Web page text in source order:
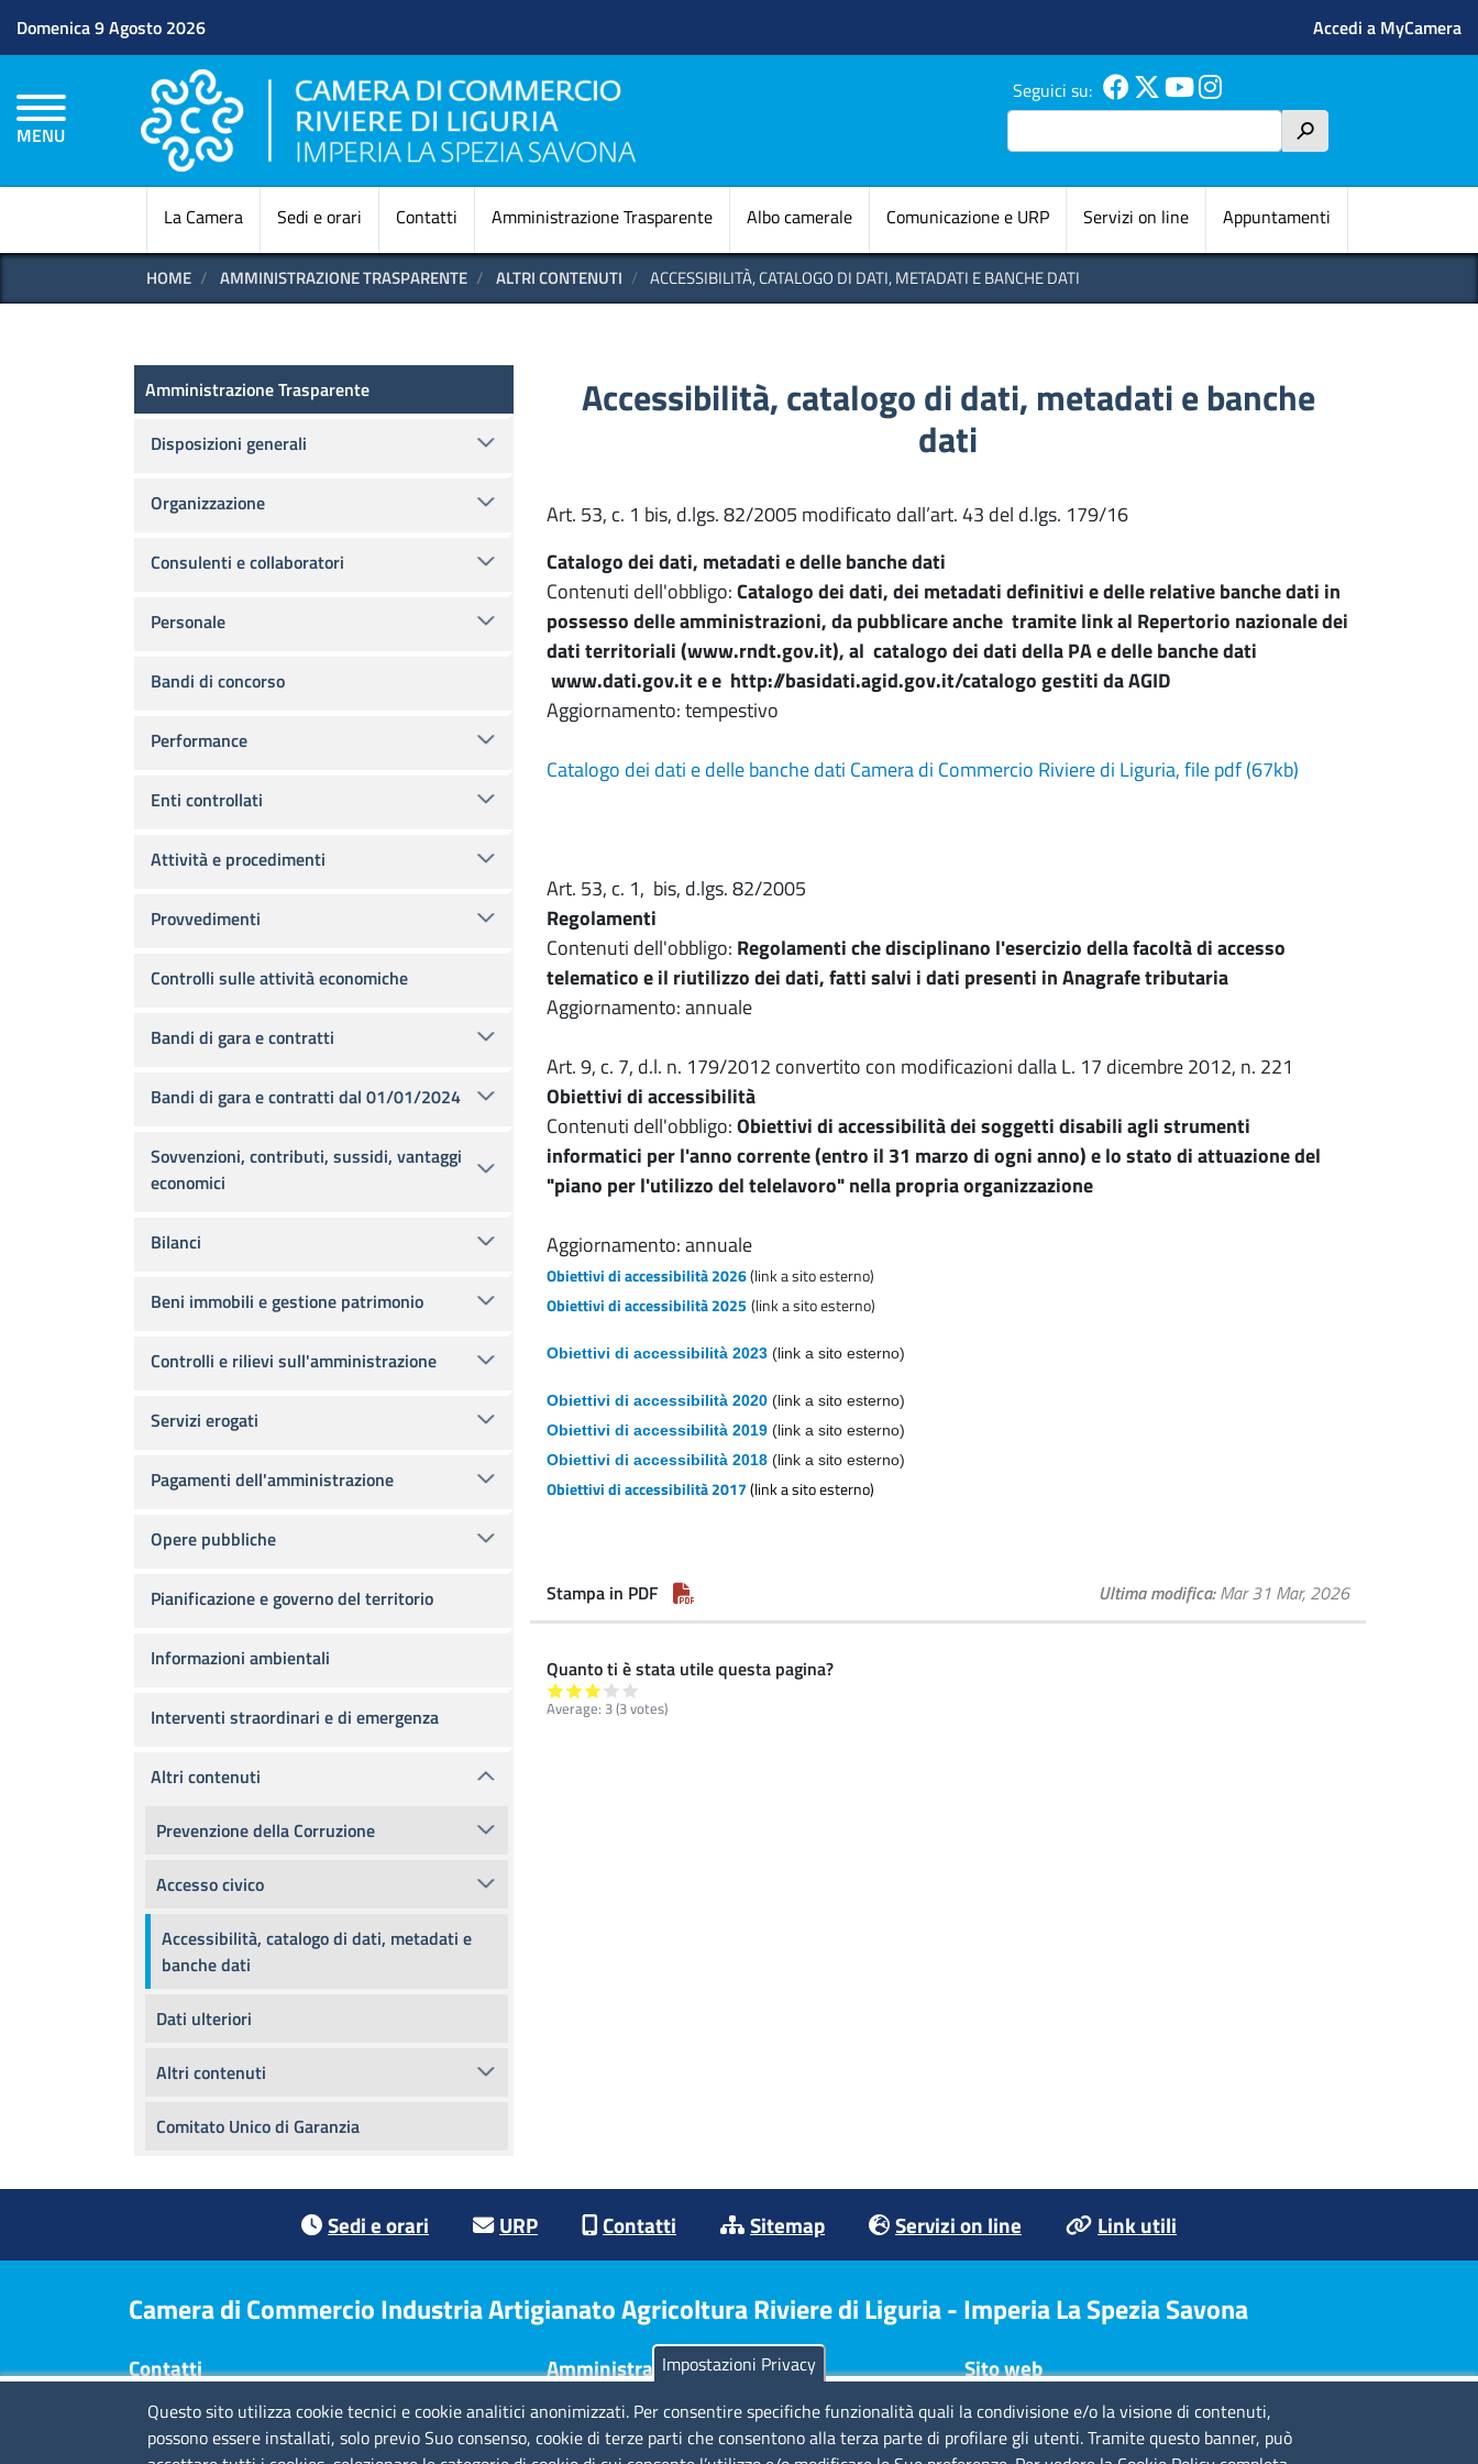
Domenica 9 Agosto 2026 Menu
Accedi a MyCamera
MENU
Seguici su:
Cerca
h
Navigazione principale
La Camera Sedi e orari Contatti Amministrazione Trasparente Albo camerale Comunicazione e URP Servizi on line Appuntamenti
HOME AMMINISTRAZIONE TRASPARENTE ALTRI CONTENUTI ACCESSIBILITÀ, CATALOGO DI DATI, METADATI E BANCHE DATI
Accessibilità, catalogo di dati, metadati e banche
dati
Art. 53, c. 1 bis, d.lgs. 82/2005 modificato dall’art. 43 del d.lgs. 179/16
Catalogo dei dati, metadati e delle banche dati
Contenuti dell'obbligo:Catalogo dei dati, dei metadati definitivi e delle relative banche dati in
possesso delle amministrazioni, da pubblicare anche tramite link al Repertorio nazionale dei
dati territoriali (www.rndt.gov.it), al catalogo dei dati della PA e delle banche dati
www.dati.gov.it e e http://basidati.agid.gov.it/catalogo gestiti da AGID
Aggiornamento: tempestivo
Catalogo dei dati e delle banche dati Camera di Commercio Riviere di Liguria, file pdf (67kb)
Art. 53, c. 1, bis, d.lgs. 82/2005
Regolamenti
Contenuti dell'obbligo: Regolamenti che disciplinano l'esercizio della facoltà di accesso
telematico e il riutilizzo dei dati, fatti salvi i dati presenti in Anagrafe tributaria
Aggiornamento: annuale
Art. 9, c. 7, d.l. n. 179/2012 convertito con modificazioni dalla L. 17 dicembre 2012, n. 221
Obiettivi di accessibilità
Contenuti dell'obbligo:Obiettivi di accessibilità dei soggetti disabili agli strumenti
informatici per l'anno corrente (entro il 31 marzo di ogni anno) e lo stato di attuazione del
"piano per l'utilizzo del telelavoro" nella propria organizzazione
Aggiornamento: annuale
Obiettivi di accessibilità 2026(link a sito esterno)
Obiettivi di accessibilità 2025 (link a sito esterno)
Obiettivi di accessibilità 2023 (link a sito esterno)
Obiettivi di accessibilità 2020 (link a sito esterno)
Obiettivi di accessibilità 2019 (link a sito esterno)
Obiettivi di accessibilità 2018 (link a sito esterno)
Obiettivi di accessibilità 2017(link a sito esterno)
Stampa in PDF Ultima modifica Mar 31 Mar, 2026
Quanto ti è stata utile questa pagina?
Average: 3(3 votes)
Amministrazione Trasparente
Amministrazione Trasparente
Disposizioni generali
Organizzazione
Consulenti e collaboratori
Personale
Bandi di concorso
Performance
Enti controllati
Attività e procedimenti
Provvedimenti
Controlli sulle attività economiche
Bandi di gara e contratti
Bandi di gara e contratti dal 01/01/2024
Sovvenzioni, contributi, sussidi, vantaggi
economici
Bilanci
Beni immobili e gestione patrimonio
Controlli e rilievi sull'amministrazione
Servizi erogati
Pagamenti dell'amministrazione
Opere pubbliche
Pianificazione e governo del territorio
Informazioni ambientali
Interventi straordinari e di emergenza
Altri contenuti
Prevenzione della Corruzione
Accesso civico
Accessibilità, catalogo di dati, metadati e
banche dati
Dati ulteriori
Altri contenuti
Comitato Unico di Garanzia
Sedi e orari URP Contatti Sitemap Servizi on line Link utili
Camera di Commercio Industria Artigianato Agricoltura Riviere di Liguria - Imperia La Spezia Savona
Contatti
Sede Legale: Via Quarda Superiore 16 - 17100
Savona
Amministrazione Trasparente
Consulta tutte le sezioni
Bilanci
Sito web
Note legali
Privacy policy
Impostazioni Privacy
Questo sito utilizza cookie tecnici e cookie analitici anonimizzati. Per consentire specifiche funzionalità quali la condivisione e/o la visione di contenuti,
possono essere installati, solo previo Suo consenso, cookie di terze parti che consentono alla terza parte di profilare gli utenti. Tramite questo banner, può